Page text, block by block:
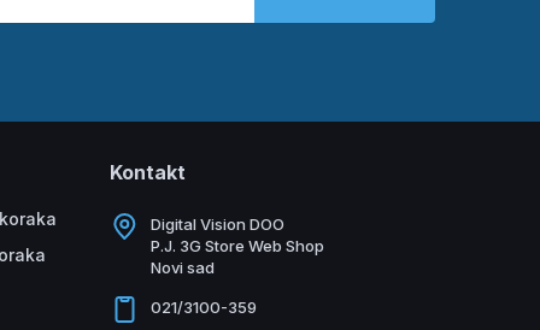
Kontakt
Digital Vision DOO
P.J. 3G Store Web Shop
Novi sad
021/3100-359